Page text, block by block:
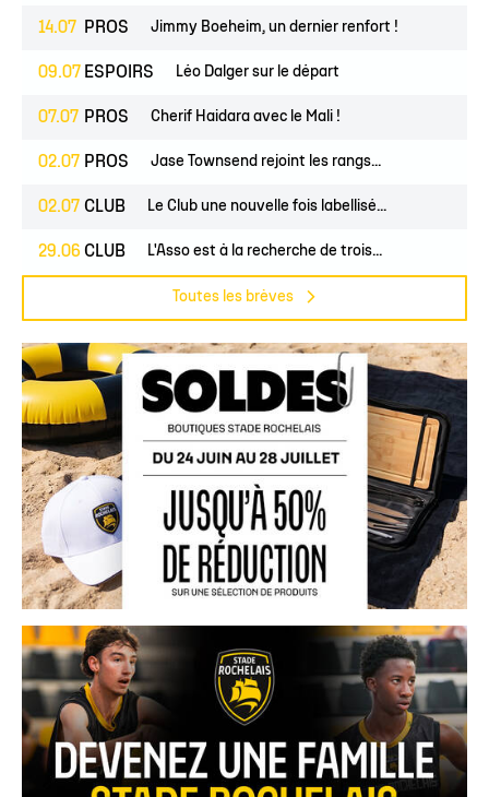
14.07 PROS Jimmy Boeheim, un dernier renfort !
09.07 ESPOIRS Léo Dalger sur le départ
07.07 PROS Cherif Haidara avec le Mali !
02.07 PROS Jase Townsend rejoint les rangs...
02.07 CLUB Le Club une nouvelle fois labellisé...
29.06 CLUB L'Asso est à la recherche de trois...
Toutes les brèves